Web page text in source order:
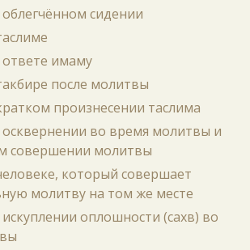
облегчённом сидении
ответе имаму
после молитвы
произнесении таслима
осквернении во время молитвы и
совершении молитвы
который совершает
молитву на том же месте
искуплении оплошности (сахв) во